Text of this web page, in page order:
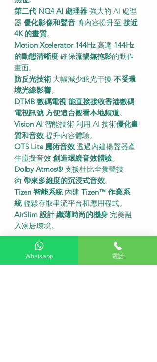
第二代 NQ4 AI 處理器 強大的 AI 處理
器 優化影像和聲音 將內容提升至 接近
4K 的畫質。
Motion Xcelerator 144Hz高達 144Hz
的動態清晰度 確保流暢無拖影的動作
畫面。
防反光技術 大幅減少眩光干擾 不受環
境光線影響。
DTMB 數碼電視 能直接接收香港數碼
電視訊號 方便追台觀看本地頻道。
Vision AI 智能技術 利用 AI 技術優化畫
質和音效 提升內容體驗。
OTS Lite 魔術音效 透過內建揚聲器產
生虛擬音效 創造環繞音效體驗。
Dolby Atmos®支援杜比全景聲技
術 帶來多維度的沉浸式音效。
Tizen 智能系統內建 Tizen™ 作業系
統輕鬆存取串流平台和應用程式。
AirSlim 設計 纖薄時尚的機身 完美融
入家居環境。
・
尺吋及規格
型號QA75QN70F。
Whatsapp 電話